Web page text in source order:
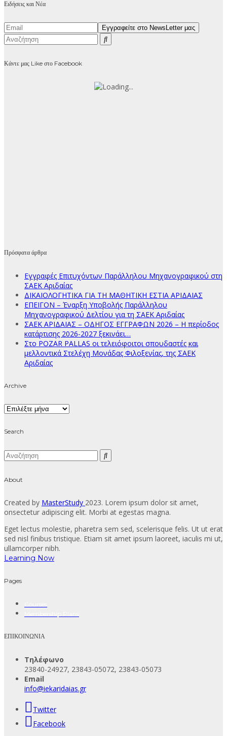
Ειδήσεις και Νέα
Κάντε μας Like στο Facebook
Πρόσφατα άρθρα
Εγγραφές Επιτυχόντων Παράλληλου Μηχανογραφικού στη
ΣΑΕΚ Αριδαίας
ΔΙΚΑΙΟΛΟΓΗΤΙΚΑ ΓΙΑ ΤΗ ΜΑΘΗΤΙΚΗ ΕΣΤΙΑ ΑΡΙΔΑΙΑΣ
ΕΠΕΙΓΟΝ – Έναρξη Υποβολής Παράλληλου
Μηχανογραφικού Δελτίου για τη ΣΑΕΚ Αριδαίας
ΣΑΕΚ ΑΡΙΔΑΙΑΣ – ΟΔΗΓΟΣ ΕΓΓΡΑΦΩΝ 2026 – Η περίοδος
κατάρτισης 2026-2027 ξεκινάει…
Στο POZAR PALLAS οι τελειόφοιτοι σπουδαστές και
μελλοντικά Στελέχη Μονάδας Φιλοξενίας, της ΣΑΕΚ
Αριδαίας
Archive
Archive
Search
About
Created by MasterStudy 2023. Lorem ipsum dolor sit amet,
onsectetur adipiscing elit. Morbi at egestas magna.
Eget lectus molestie, pharetra sem sed, scelerisque felis. Ut ut erat
sed nisl finibus tristique. Etiam sit amet ipsum laoreet, iaculis mi ut,
ullamcorper nibh.
Learning Now
Pages
ΕΠΙΚΟΙΝΩΝΙΑ
Τηλέφωνο
23840-24927, 23843-05072, 23843-05073
Email
info@iekaridaias.gr
Twitter
Facebook